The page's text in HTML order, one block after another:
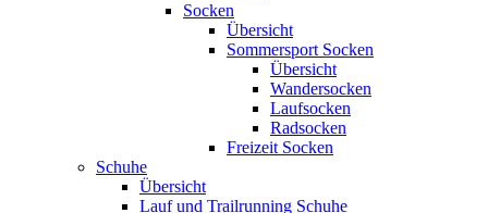
Socken
Übersicht
Sommersport Socken
Übersicht
Wandersocken
Laufsocken
Radsocken
Freizeit Socken
Schuhe
Übersicht
Lauf und Trailrunning Schuhe